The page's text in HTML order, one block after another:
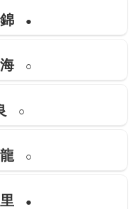
●
○
○
○
●